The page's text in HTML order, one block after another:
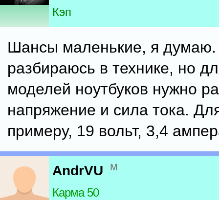
Кэп
Шансы маленькие, я
разбираюсь в технике, но
моделей ноутбуков нужно
напряжение и сила тока.
примеру, 19 вольт, 3,4
AndrVU м
Карма 50